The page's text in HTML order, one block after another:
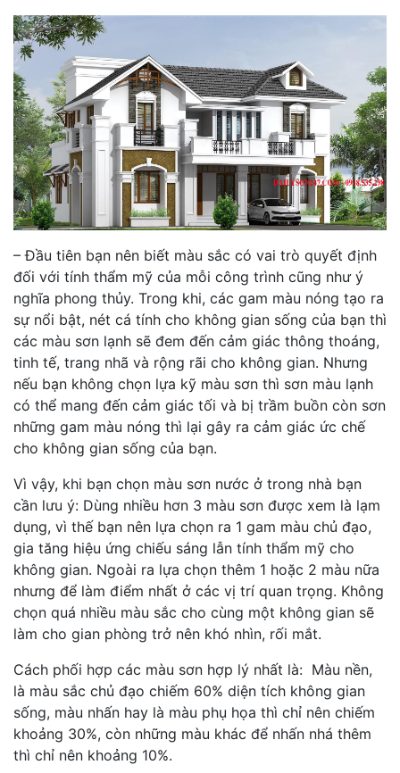
– Đầu tiên bạn nên biết màu sắc có vai trò quyết định
đối với tính thẩm mỹ của mỗi công trình cũng như ý
nghĩa phong thủy. Trong khi, các gam màu nóng tạo ra
sự nổi bật, nét cá tính cho không gian sống của bạn thì
các màu sơn lạnh sẽ đem đến cảm giác thông thoáng,
tinh tế, trang nhã và rộng rãi cho không gian. Nhưng
nếu bạn không chọn lựa kỹ màu sơn thì sơn màu lạnh
có thể mang đến cảm giác tối và bị trầm buồn còn sơn
những gam màu nóng thì lại gây ra cảm giác ức chế
cho không gian sống của bạn.
Vì vậy, khi bạn chọn màu sơn nước ở trong nhà bạn
cần lưu ý: Dùng nhiều hơn 3 màu sơn được xem là lạm
dụng, vì thế bạn nên lựa chọn ra 1 gam màu chủ đạo,
gia tăng hiệu ứng chiếu sáng lẫn tính thẩm mỹ cho
không gian. Ngoài ra lựa chọn thêm 1 hoặc 2 màu nữa
nhưng để làm điểm nhất ở các vị trí quan trọng. Không
chọn quá nhiều màu sắc cho cùng một không gian sẽ
làm cho gian phòng trở nên khó nhìn, rối mắt.
Cách phối hợp các màu sơn hợp lý nhất là: Màu nền,
là màu sắc chủ đạo chiếm 60% diện tích không gian
sống, màu nhấn hay là màu phụ họa thì chỉ nên chiếm
khoảng 30%, còn những màu khác để nhấn nhá thêm
thì chỉ nên khoảng 10%.